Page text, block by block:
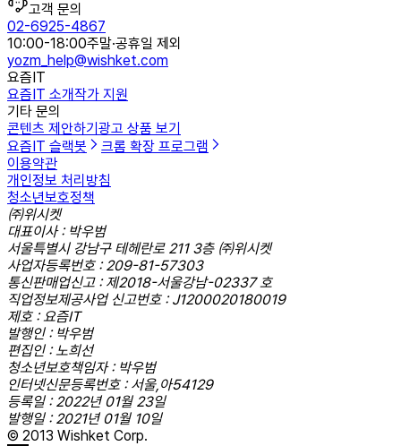
고객 문의
02-6925-4867
10:00-18:00주말·공휴일 제외
yozm_help@wishket.com
요즘IT
요즘IT 소개작가 지원
기타 문의
콘텐츠 제안하기 광고 상품 보기
요즘IT 슬랙봇
크롬 확장 프로그램
이용약관
개인정보 처리방침
청소년보호정책
㈜위시켓
대표이사 : 박우범
서울특별시 강남구 테헤란로 211 3층 ㈜위시켓
사업자등록번호 : 209-81-57303
통신판매업신고 : 제2018-서울강남-02337 호
직업정보제공사업 신고번호 : J1200020180019
제호 : 요즘IT
발행인 : 박우범
편집인 : 노희선
청소년보호책임자 : 박우범
인터넷신문등록번호 : 서울,아54129
등록일 : 2022년 01월 23일
발행일 : 2021년 01월 10일
© 2013 Wishket Corp.